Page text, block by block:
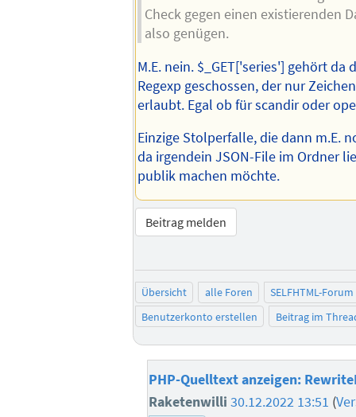
Check gegen einen existierenden
also genügen.
M.E. nein. $_GET['series'] gehört da
Regexp geschossen, der nur
erlaubt. Egal ob für scandir oder
Einzige Stolperfalle, die dann m.E.
da irgendein JSON-File im Ordner
publik machen möchte.
Beitrag melden
Übersicht alle Foren
SELFHTML-Forum
Benutzerkonto erstellen
Beitrag im
PHP-Quelltext anzeigen:
Raketenwilli30.12.2022 13:51 (